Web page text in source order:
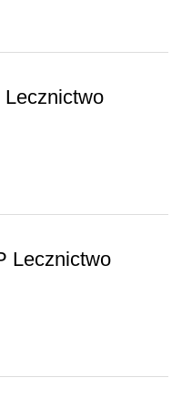
Lecznictwo
Lecznictwo